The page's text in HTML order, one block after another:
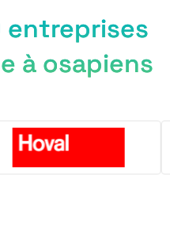
entreprises
à osapiens